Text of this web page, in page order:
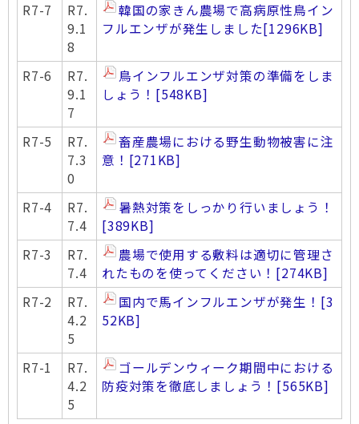
R7-7
R7.
9.1
8
韓国の家きん農場で高病原性鳥イン
フルエンザが発生しました[1296KB]
R7-6
R7.
9.1
7
鳥インフルエンザ対策の準備をしま
しょう！ [548KB]
R7-5
R7.
7.3
0
畜産農場における野生動物被害に注
意！ [271KB]
R7-4
R7.
7.4
暑熱対策をしっかり行いましょう！
[389KB]
R7-3
R7.
7.4
農場で使用する敷料は適切に管理さ
れたものを使ってください！ [274KB]
R7-2
R7.
4.2
5
国内で馬インフルエンザが発生！ [3
52KB]
R7-1
R7.
4.2
5
ゴールデンウィーク期間中における
防疫対策を徹底しましょう！ [565KB]